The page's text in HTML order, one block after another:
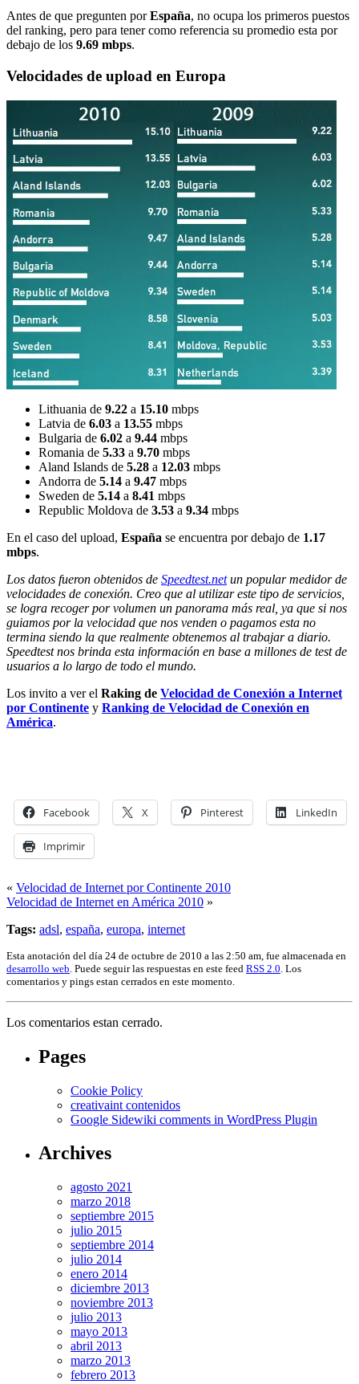
Antes de que pregunten porEspaña, no ocupa los primeros puestos
del ranking, pero para tener como referencia su promedio esta por
debajo de los 9.69 mbps.
Velocidades de upload en Europa
Lithuania de 9.22 a 15.10 mbps
Latvia de 6.03 a 13.55 mbps
Bulgaria de 6.02 a 9.44 mbps
Romania de 5.33 a 9.70 mbps
Aland Islands de 5.28 a 12.03 mbps
Andorra de 5.14 a 9.47 mbps
Sweden de 5.14 a 8.41 mbps
Republic Moldova de 3.53 a 9.34 mbps
En el caso del upload, España se encuentra por debajo de 1.17
mbps.
Los datos fueron obtenidos de Speedtest.netun popular medidor de
velocidades de conexión. Creo que al utilizar este tipo de servicios,
se logra recoger por volumen un panorama más real, ya que si nos
guiamos por la velocidad que nos venden o pagamos esta no
termina siendo la que realmente obtenemos al trabajar a diario.
Speedtest nos brinda esta información en base a millones de test de
usuarios a lo largo de todo el mundo.
Los invito a ver el Raking de Velocidad de Conexión a Internet
por Continente y Ranking de Velocidad de Conexión en
América.
Facebook X Pinterest LinkedIn
Imprimir
« Velocidad de Internet por Continente 2010
Velocidad de Internet en América 2010 »
Tags: adsl, españa, europa, internet
Esta anotación del día 24 de octubre de 2010 a las 2:50 am, fue almacenada en
desarrollo web . Puede seguir las respuestas en este feed RSS 2.0 . Los
comentarios y pings estan cerrados en este momento.
Los comentarios estan cerrado.
Pages
Cookie Policy
creativaint contenidos
Google Sidewiki comments in WordPress Plugin
Archives
agosto 2021
marzo 2018
septiembre 2015
julio 2015
septiembre 2014
julio 2014
enero 2014
diciembre 2013
noviembre 2013
julio 2013
mayo 2013
abril 2013
marzo 2013
febrero 2013